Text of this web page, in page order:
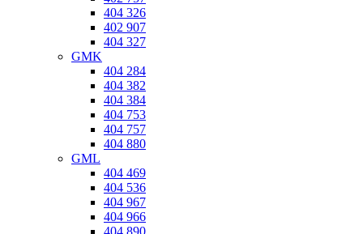
404 326
402 907
404 327
GMK
404 284
404 382
404 384
404 753
404 757
404 880
GML
404 469
404 536
404 967
404 966